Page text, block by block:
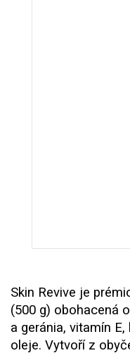
Skin Revive je
(500 g) obohacená
a geránia, vitamín
oleje. Vytvoří z